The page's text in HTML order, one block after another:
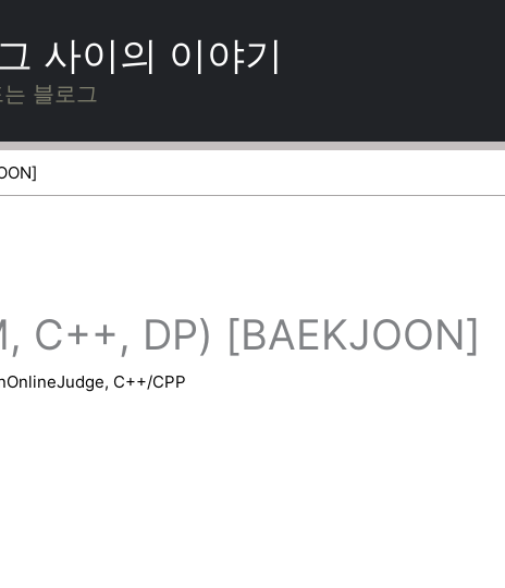
사이의 이야기
블로그
C++, DP) [BAEKJOON]
, C++/CPP